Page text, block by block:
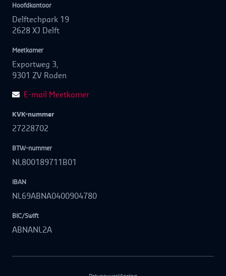
Hoofdkantoor
Delftechpark 19
2628 XJ Delft
Meetkamer
Exportweg 3,
9301 ZV Roden
E-mail Meetkamer
KVK-nummer
27228702
BTW-nummer
NL800189711B01
IBAN
NL69ABNA0400904780
BIC/Swift
ABNANL2A